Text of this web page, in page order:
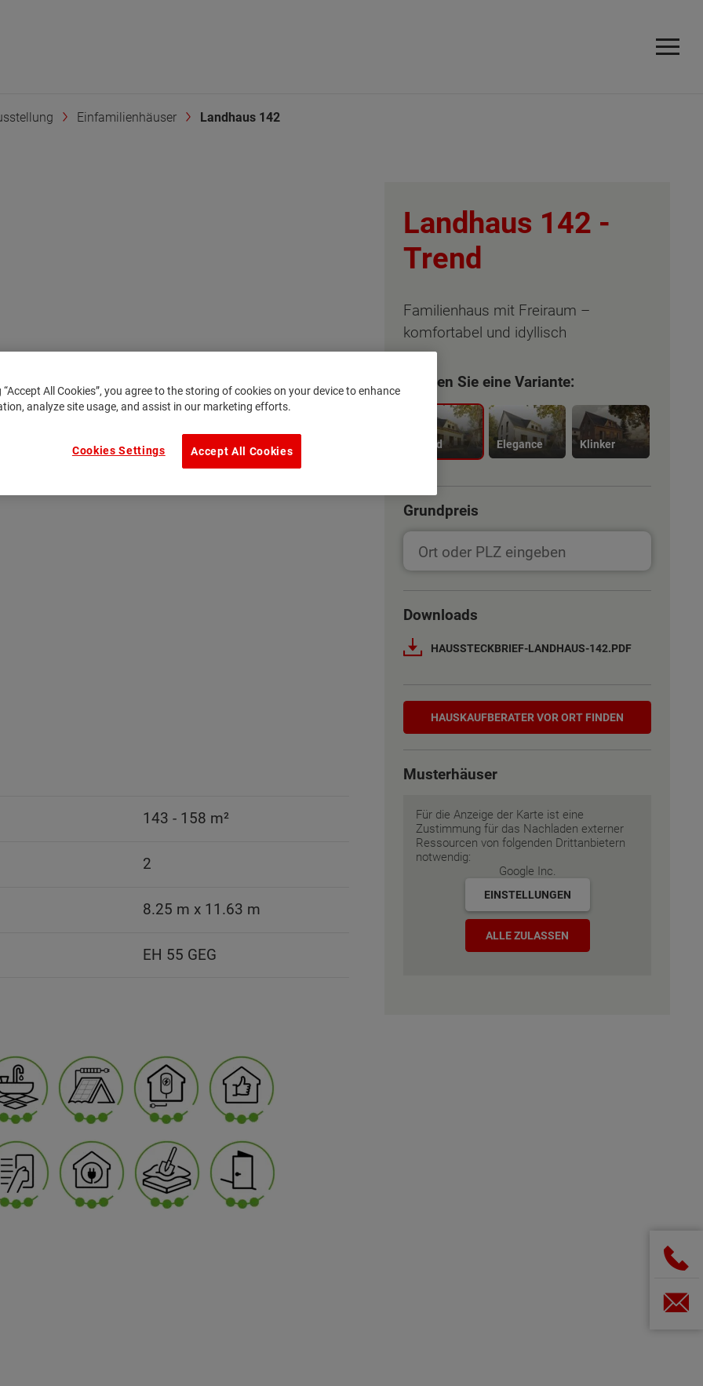
Einfamilienhäuser Landhaus 142
143 - 158 m²
2
8.25 m x 11.63 m
EH 55 GEG
Landhaus 142 -
Trend
Familienhaus mit Freiraum –
komfortabel und idyllisch
Wählen Sie eine Variante:
Trend Elegance Klinker
Grundpreis
Downloads
HAUSSTECKBRIEF-LANDHAUS-142.PDF
Hauskaufberater
HAUSKAUF­BERATER VOR ORT FINDEN
Musterhäuser
Für die Anzeige der Karte ist eine
Zustimmung für das Nachladen externer
Ressourcen von folgenden Drittanbietern
notwendig:
Google Inc.
EINSTELLUNGEN
ALLE ZULASSEN
“Accept All Cookies”, you agree to the storing of cookies on your device to enhance
analyze site usage, and assist in our marketing efforts.
Accept All Cookies
Cookies Settings